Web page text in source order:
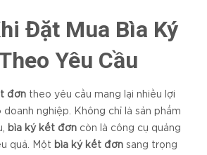
Đặt Mua Bìa Ký
Yêu Cầu
đơn theo yêu cầu mang lại nhiều lợi
nghiệp. Không chỉ là sản phẩm
bìa ký kết đơn còn là công cụ quảng
quả. Một bìa ký kết đơn sang trọng